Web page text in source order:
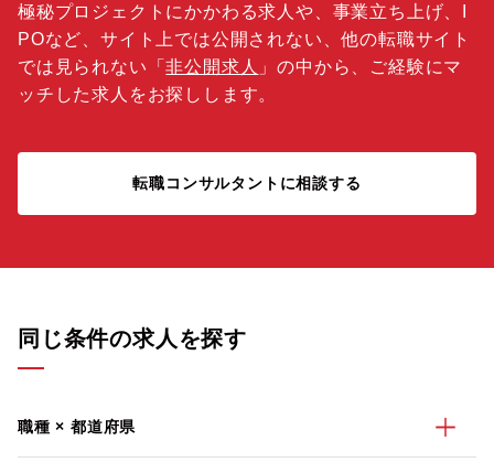
極秘プロジェクトにかかわる求人や、事業立ち上げ、I
POなど、サイト上では公開されない、他の転職サイト
では見られない「非公開求人 」の中から、ご経験にマ
ッチした求人をお探しします。
転職コンサルタントに相談する
同じ条件の求人を探す
職種 × 都道府県